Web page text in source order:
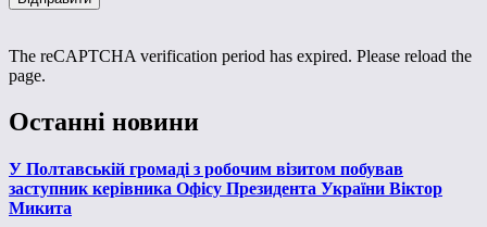
The reCAPTCHA verification period has expired. Please reload the
page.
Останні новини
У Полтавській громаді з робочим візитом побував
заступник керівника Офісу Президента України Віктор
Микита